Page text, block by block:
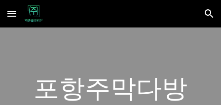
Skip to main content Skip to navigation
포항주막다방